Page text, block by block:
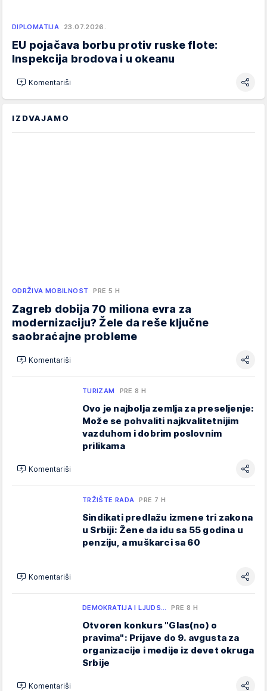
DIPLOMATIJA 23.07.2026.
EU pojačava borbu protiv ruske flote:
Inspekcija brodova i u okeanu
Komentariši
IZDVAJAMO
ODRŽIVA MOBILNOST PRE 5 H
Zagreb dobija 70 miliona evra za
modernizaciju? Žele da reše ključne
saobraćajne probleme
Komentariši
TURIZAM PRE 8 H
Ovo je najbolja zemlja za preseljenje:
Može se pohvaliti najkvalitetnijim
vazduhom i dobrim poslovnim
prilikama
Komentariši
TRŽIŠTE RADA PRE 7 H
Sindikati predlažu izmene tri zakona
u Srbiji: Žene da idu sa 55 godina u
penziju, a muškarci sa 60
Komentariši
DEMOKRATIJA I LJUDS… PRE 8 H
Otvoren konkurs "Glas(no) o
pravima": Prijave do 9. avgusta za
organizacije i medije iz devet okruga
Srbije
Komentariši